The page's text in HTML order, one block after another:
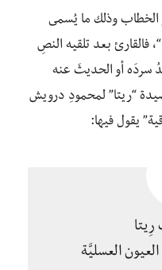
الخطاب وذلك ما يُسمى
“، فالقارئ بعد تلقيه النصِ
سردَه أو الحديثَ عنه
“ريتا” لمحمودِ درويش
يقول فيها:
العسليَّة